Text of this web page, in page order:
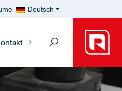
Deutsch